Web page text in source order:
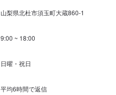
山梨県北杜市須玉町大蔵860-1
9:00 ~ 18:00
日曜・祝日
平均6時間で返信